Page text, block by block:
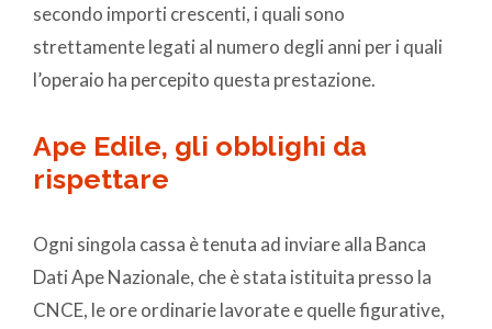
secondo importi crescenti, i quali sono
strettamente legati al numero degli anni per i quali
l’operaio ha percepito questa prestazione.
Ape Edile, gli obblighi da
rispettare
Ogni singola cassa è tenuta ad inviare alla Banca
Dati Ape Nazionale, che è stata istituita presso la
CNCE, le ore ordinarie lavorate e quelle figurative,